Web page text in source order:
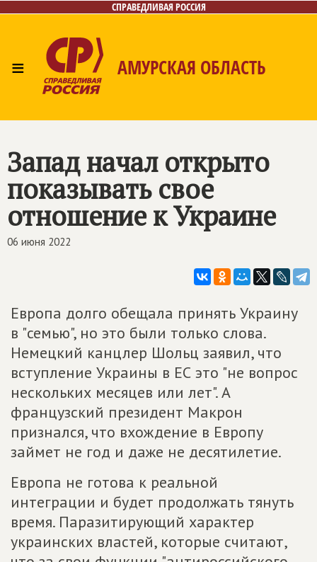
СПРАВЕДЛИВАЯ РОССИЯ
≡ АМУРСКАЯ ОБЛАСТЬ
Запад начал открыто
показывать свое
отношение к Украине
06 июня 2022
Европа долго обещала принять Украину
в "семью", но это были только слова.
Немецкий канцлер Шольц заявил, что
вступление Украины в ЕС это "не вопрос
нескольких месяцев или лет". А
французский президент Макрон
признался, что вхождение в Европу
займет не год и даже не десятилетие.
Европа не готова к реальной
интеграции и будет продолжать тянуть
время. Паразитирующий характер
украинских властей, которые считают,